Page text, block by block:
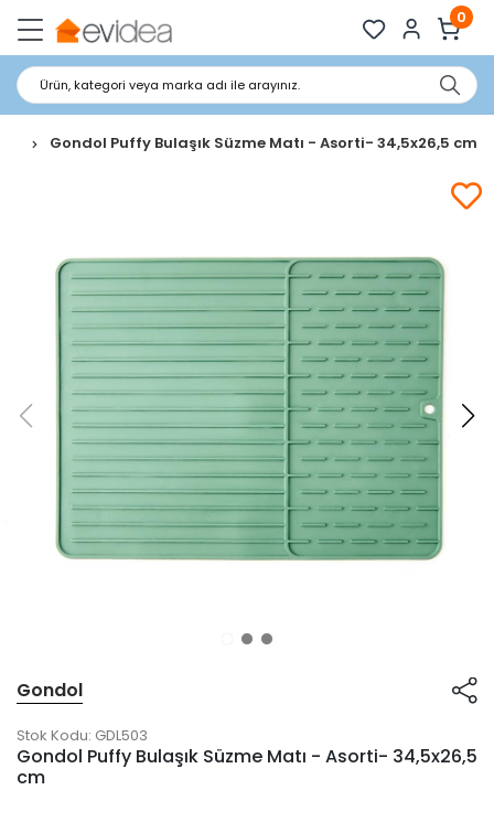
0
Ürün, kategori veya marka adı ile arayınız.
Gondol Puffy Bulaşık Süzme Matı - Asorti- 34,5x26,5 cm
Gondol
Stok Kodu: GDL503
Gondol Puffy Bulaşık Süzme Matı - Asorti- 34,5x26,5
cm